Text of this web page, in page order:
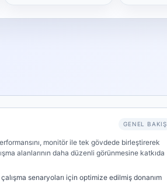
GENEL BAKIŞ
monitör ile tek gövdede birleştirerek
alanlarının daha düzenli görünmesine katkıda
senaryoları için optimize edilmiş donanım